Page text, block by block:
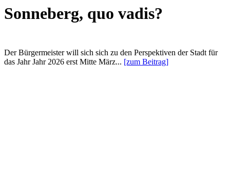
Sonneberg, quo vadis?
Der Bürgermeister will sich sich zu den Perspektiven der Stadt für
das Jahr Jahr 2026 erst Mitte März... [zum Beitrag]